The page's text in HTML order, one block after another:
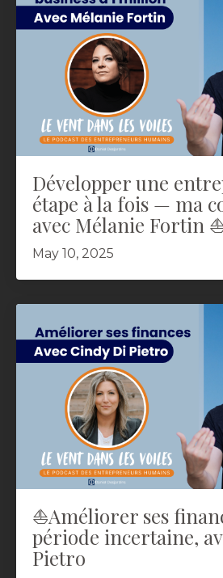
Développer une
étape à la fois — ma
avec Mélanie Fortin
May 10, 2025
⛵️Améliorer ses
période incertaine,
Pietro